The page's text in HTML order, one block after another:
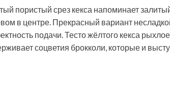
пористый срез кекса напоминает
в центре. Прекрасный вариант
подачи. Тесто жёлтого кекса
соцветия брокколи, которые и